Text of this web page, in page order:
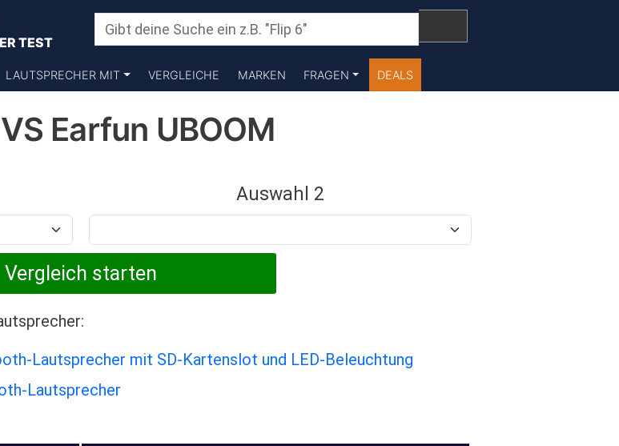
TEST
LAUTSPRECHER MIT VERGLEICHE MARKEN FRAGEN DEALS
Earfun UBOOM
Auswahl 2
Lautsprecher mit SD-Kartenslot und LED-Beleuchtung
Lautsprecher